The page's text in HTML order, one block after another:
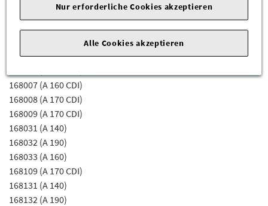
Zum Beispiel passend (kann Ausstattung- oder
Fahrgestellnummerabhängig sein) für die Mercedes-Benz
168007 (A 160 CDI)
168008 (A 170 CDI)
168009 (A 170 CDI)
168031 (A 140)
168032 (A 190)
168033 (A 160)
168109 (A 170 CDI)
168131 (A 140)
168132 (A 190)
Nur erforderliche Cookies akzeptieren
Alle Cookies akzeptieren